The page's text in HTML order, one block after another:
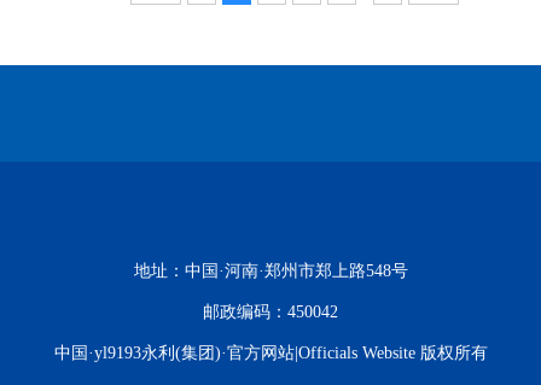
地址：中国·河南·郑州市郑上路548号
邮政编码：450042
中国·yl9193永利(集团)·官方网站|Officials Website 版权所有